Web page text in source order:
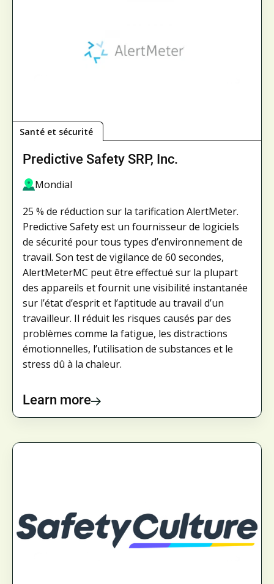
Santé et sécurité
Predictive Safety SRP, Inc.
Mondial
25 % de réduction sur la tarification AlertMeter.
Predictive Safety est un fournisseur de logiciels
de sécurité pour tous types d’environnement de
travail. Son test de vigilance de 60 secondes,
AlertMeterMC peut être effectué sur la plupart
des appareils et fournit une visibilité instantanée
sur l’état d’esprit et l’aptitude au travail d’un
travailleur. Il réduit les risques causés par des
problèmes comme la fatigue, les distractions
émotionnelles, l’utilisation de substances et le
stress dû à la chaleur.
Learn more